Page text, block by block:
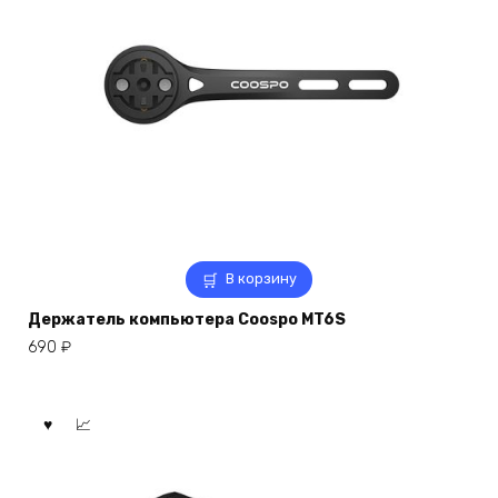
В корзину
Держатель компьютера Coospo MT6S
690 ₽